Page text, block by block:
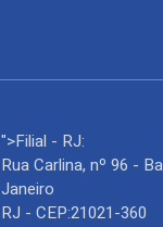
">Filial - RJ:
Rua Carlina, nº 96 -
Janeiro
RJ - CEP:21021-360